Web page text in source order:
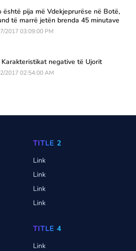
është pija më Vdekjeprurëse në Botë,
të marrë jetën brenda 45 minutave
2017 03:09:00 PM
Karakteristikat negative të Ujorit
2017 02:54:00 AM
TITLE 2
Link
Link
Link
Link
TITLE 4
Link